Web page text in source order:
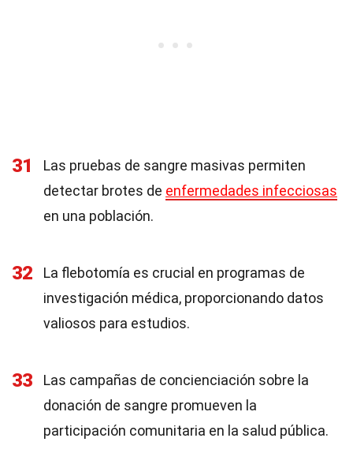
31
Las pruebas de sangre masivas permiten
detectar brotes de enfermedades infecciosas
en una población.
32
La flebotomía es crucial en programas de
investigación médica, proporcionando datos
valiosos para estudios.
33
Las campañas de concienciación sobre la
donación de sangre promueven la
participación comunitaria en la salud pública.